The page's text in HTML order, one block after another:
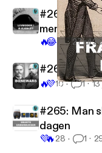
#260: Virker
#267:
🔥😂 27 jul
#266:
🔥💜10 1
#265: Man
dagen
💜🔥 28 1